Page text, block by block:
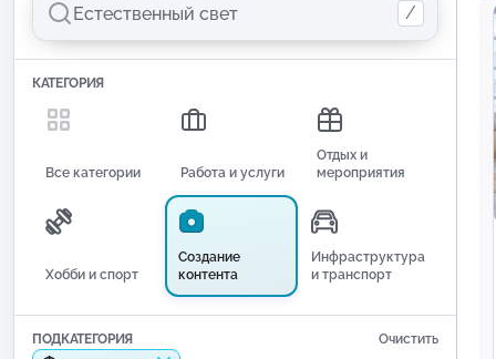
/
КАТЕГОРИЯ
Все категории Работа и услуги
Отдых и
мероприятия
Хобби и спорт
Создание
контента
Инфраструктура
и транспорт
ПОДКАТЕГОРИЯ Очистить